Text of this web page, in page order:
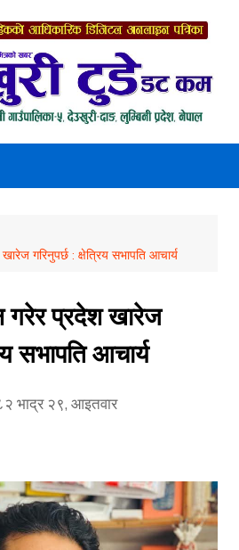
गरिनुपर्छ : क्षेत्रिय सभापति आचार्य
गरेर प्रदेश खारेज
सभापति आचार्य
भाद्र २९, आइतवार